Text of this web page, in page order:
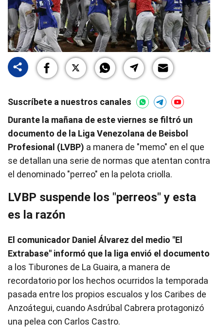
Suscríbete a nuestros canales
Durante la mañana de este viernes se filtró un
documento de la Liga Venezolana de Beisbol
Profesional (LVBP) a manera de "memo" en el que
se detallan una serie de normas que atentan contra
el denominado "perreo" en la pelota criolla.
LVBP suspende los "perreos" y esta
es la razón
El comunicador Daniel Álvarez del medio "El
Extrabase" informó que la liga envió el documento
a los Tiburones de La Guaira, a manera de
recordatorio por los hechos ocurridos la temporada
pasada entre los propios escualos y los Caribes de
Anzoátegui, cuando Asdrúbal Cabrera protagonizó
una pelea con Carlos Castro.